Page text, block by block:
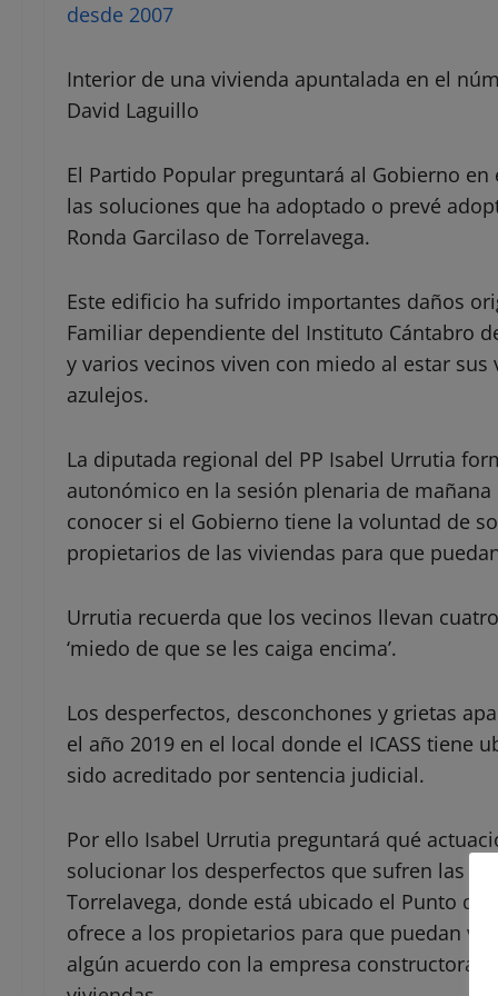
desde 2007
Interior de una vivienda apuntalada en el
David Laguillo
El Partido Popular preguntará al Gobierno
las soluciones que ha adoptado o prevé
Ronda Garcilaso de Torrelavega.
Este edificio ha sufrido importantes daños
Familiar dependiente del Instituto Cántabro
y varios vecinos viven con miedo al estar
azulejos.
La diputada regional del PP Isabel Urrutia
autonómico en la sesión plenaria de
conocer si el Gobierno tiene la voluntad de
propietarios de las viviendas para que
Urrutia recuerda que los vecinos llevan
‘miedo de que se les caiga encima’.
Los desperfectos, desconchones y grietas
el año 2019 en el local donde el ICASS tiene
sido acreditado por sentencia judicial.
Por ello Isabel Urrutia preguntará qué
solucionar los desperfectos que sufren las
Torrelavega, donde está ubicado el Punto de
ofrece a los propietarios para que puedan
algún acuerdo con la empresa constructora